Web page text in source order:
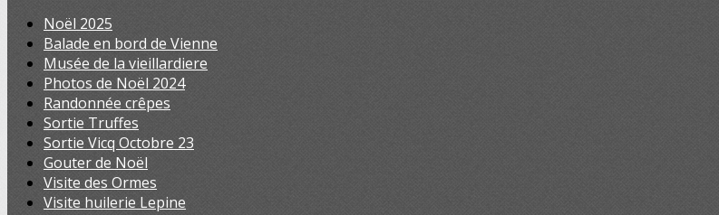
Noël 2025
Balade en bord de Vienne
Musée de la vieillardiere
Photos de Noël 2024
Randonnée crêpes
Sortie Truffes
Sortie Vicq Octobre 23
Gouter de Noël
Visite des Ormes
Visite huilerie Lepine